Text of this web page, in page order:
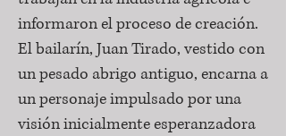
informaron el proceso de creación.
El bailarín, Juan Tirado, vestido con
un pesado abrigo antiguo, encarna a
un personaje impulsado por una
visión inicialmente esperanzadora